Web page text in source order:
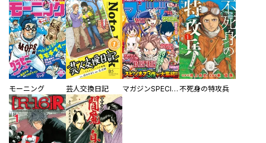
モーニング 芸人交換日記 マガジンSPECIAL 不死身の特攻兵